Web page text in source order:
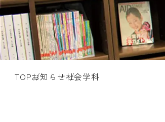
TOPお知らせ社会学科